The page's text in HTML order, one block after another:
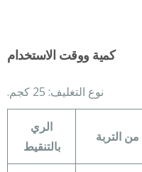
كمية ووقت الاستخدام
نوع التغليف: 25 كجم.
من التربة
الري
بالتنقيط